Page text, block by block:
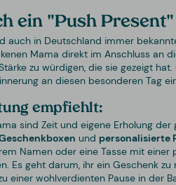
ein "Push
auch in Deutschland immer
Mama direkt im Anschluss an
zu würdigen, die sie gezeigt
an diesen besonderen Tag
empfiehlt:
sind Zeit und eigene Erholung
und personalisierte
Namen oder eine Tasse mit
Es geht darum, ihr ein Geschenk
einer wohlverdienten Pause in der